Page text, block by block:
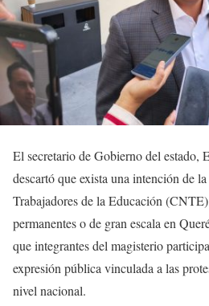
El secretario de Gobierno del estado,
descartó que exista una intención de
Trabajadores de la Educación
permanentes o de gran escala en
que integrantes del magisterio
expresión pública vinculada a las
nivel nacional.